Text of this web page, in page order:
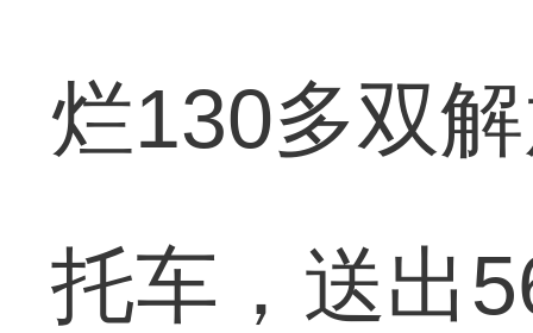
烂130多双
托车，送出